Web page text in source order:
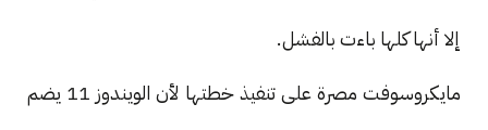
إلا أنها كلها باءت بالفشل.
مايكروسوفت مصرة على تنفيذ خطتها لأن الويندوز 11 يضم